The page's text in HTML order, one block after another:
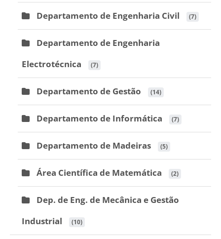
Departamento de Engenharia Civil (7)
Departamento de Engenharia
Electrotécnica
(7)
Departamento de Gestão (14)
Departamento de Informática (7)
Departamento de Madeiras (5)
Área Científica de Matemática (2)
Dep. de Eng. de Mecânica e Gestão
Industrial
(10)